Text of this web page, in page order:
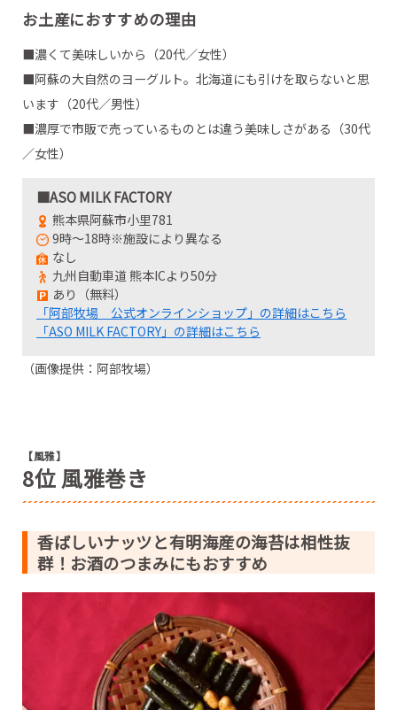
お土産におすすめの理由
■濃くて美味しいから（20代／女性）
■阿蘇の大自然のヨーグルト。北海道にも引けを取らないと思
います（20代／男性）
■濃厚で市販で売っているものとは違う美味しさがある（30代
／女性）
■ASO MILK FACTORY
熊本県阿蘇市小里781
9時～18時※施設により異なる
なし
九州自動車道 熊本ICより50分
あり（無料）
「阿部牧場 公式オンラインショップ」の詳細はこちら
「ASO MILK FACTORY」の詳細はこちら
（画像提供：阿部牧場）
【風雅】
8位 風雅巻き
香ばしいナッツと有明海産の海苔は相性抜
群！お酒のつまみにもおすすめ